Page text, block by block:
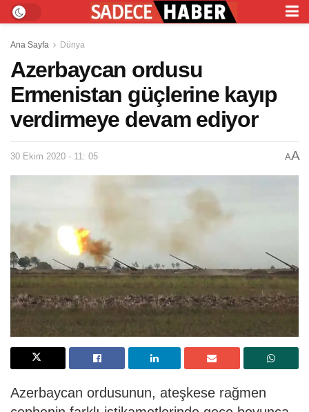
Ana Sayfa Dünya
Azerbaycan ordusu
Ermenistan güçlerine kayıp
verdirmeye devam ediyor
30 Ekim 2020 - 11: 05 AA
Azerbaycan ordusunun, ateşkese rağmen